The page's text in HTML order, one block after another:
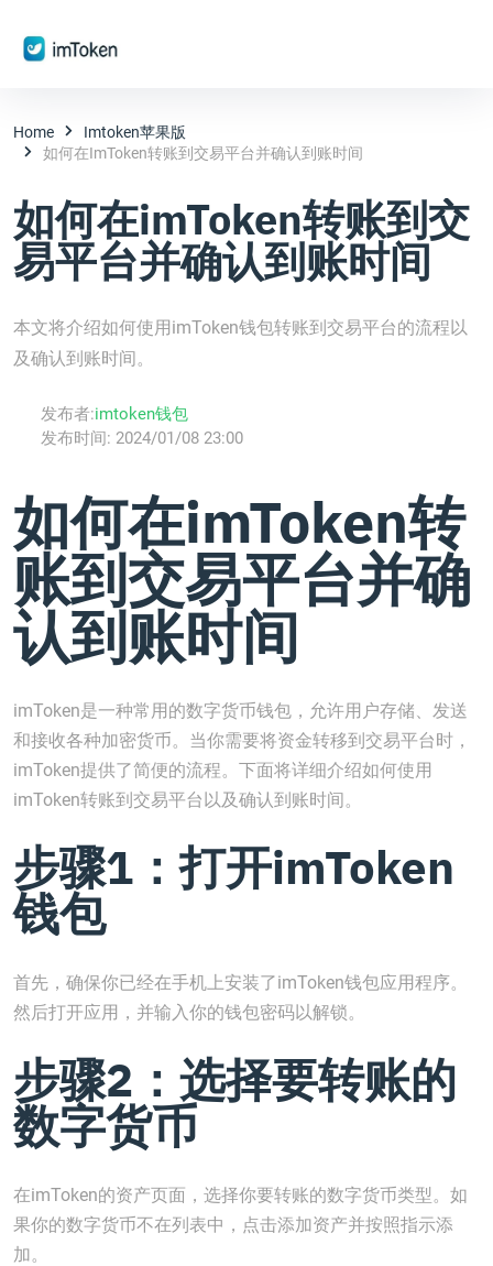
Home
Imtoken苹果版
如何在imToken转账到交易平台并确认到账时间
如何在imToken转账到交
易平台并确认到账时间
本文将介绍如何使用imToken钱包转账到交易平台的流程以
及确认到账时间。
发布者:imtoken钱包
发布时间: 2024/01/08 23:00
如何在imToken转
账到交易平台并确
认到账时间
imToken是一种常用的数字货币钱包，允许用户存储、发送
和接收各种加密货币。当你需要将资金转移到交易平台时，
imToken提供了简便的流程。下面将详细介绍如何使用
imToken转账到交易平台以及确认到账时间。
步骤1：打开imToken
钱包
首先，确保你已经在手机上安装了imToken钱包应用程序。
然后打开应用，并输入你的钱包密码以解锁。
步骤2：选择要转账的
数字货币
在imToken的资产页面，选择你要转账的数字货币类型。如
果你的数字货币不在列表中，点击添加资产并按照指示添
加。